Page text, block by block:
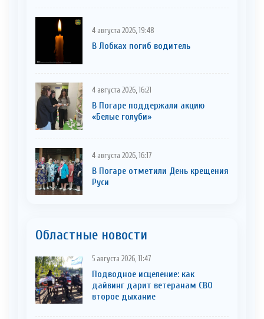
4 августа 2026, 19:48
В Лобках погиб водитель
4 августа 2026, 16:21
В Погаре поддержали акцию
«Белые голуби»
4 августа 2026, 16:17
В Погаре отметили День крещения
Руси
Областные новости
5 августа 2026, 11:47
Подводное исцеление: как
дайвинг дарит ветеранам СВО
второе дыхание